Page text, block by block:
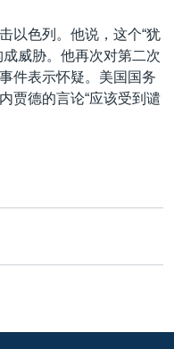
以色列。他说，这个“犹
威胁。他再次对第二次
件表示怀疑。美国国务
贾德的言论“应该受到谴